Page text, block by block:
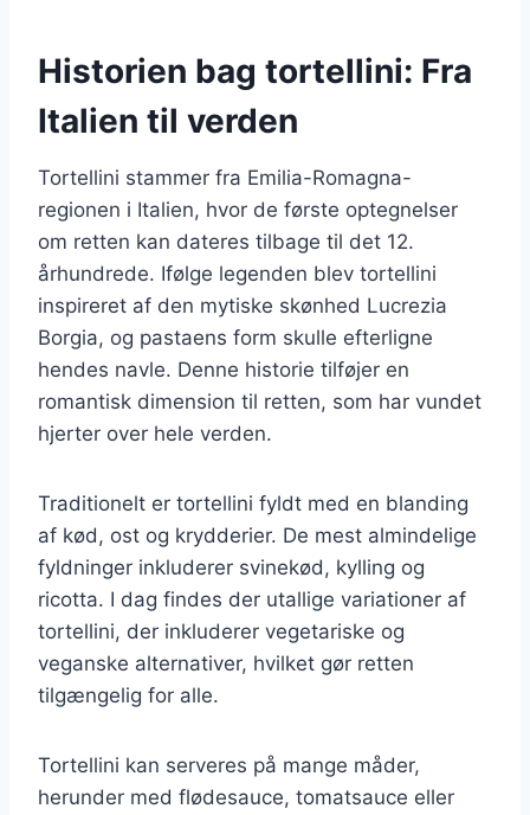
Historien bag tortellini: Fra
Italien til verden
Tortellini stammer fra Emilia-Romagna-
regionen i Italien, hvor de første optegnelser
om retten kan dateres tilbage til det 12.
århundrede. Ifølge legenden blev tortellini
inspireret af den mytiske skønhed Lucrezia
Borgia, og pastaens form skulle efterligne
hendes navle. Denne historie tilføjer en
romantisk dimension til retten, som har vundet
hjerter over hele verden.
Traditionelt er tortellini fyldt med en blanding
af kød, ost og krydderier. De mest almindelige
fyldninger inkluderer svinekød, kylling og
ricotta. I dag findes der utallige variationer af
tortellini, der inkluderer vegetariske og
veganske alternativer, hvilket gør retten
tilgængelig for alle.
Tortellini kan serveres på mange måder,
herunder med flødesauce, tomatsauce eller